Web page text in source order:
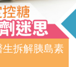
拆解胰島素